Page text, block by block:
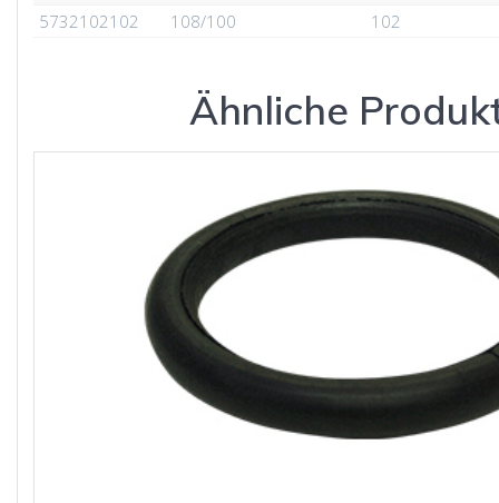
5732102102 108/100 102
Ähnliche